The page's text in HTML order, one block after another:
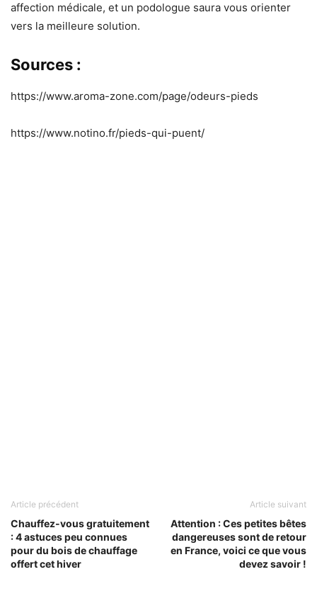
affection médicale, et un podologue saura vous orienter
vers la meilleure solution.
Sources :
https://www.aroma-zone.com/page/odeurs-pieds
https://www.notino.fr/pieds-qui-puent/
Article précédent
Chauffez-vous gratuitement
: 4 astuces peu connues
pour du bois de chauffage
offert cet hiver
Article suivant
Attention : Ces petites bêtes
dangereuses sont de retour
en France, voici ce que vous
devez savoir !